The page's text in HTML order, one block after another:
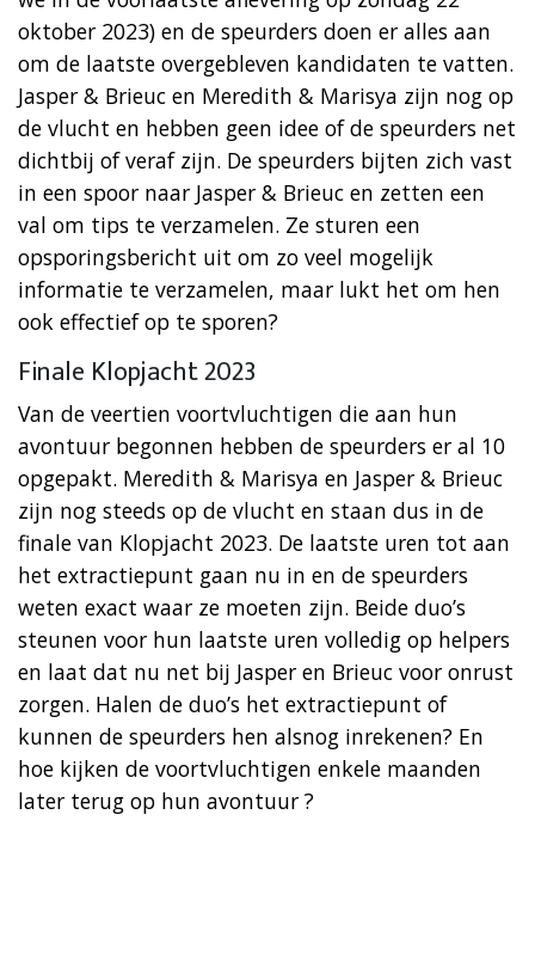
oktober 2023) en de speurders doen er alles aan
om de laatste overgebleven kandidaten te vatten.
Jasper & Brieuc en Meredith & Marisya zijn nog op
de vlucht en hebben geen idee of de speurders net
dichtbij of veraf zijn. De speurders bijten zich vast
in een spoor naar Jasper & Brieuc en zetten een
val om tips te verzamelen. Ze sturen een
opsporingsbericht uit om zo veel mogelijk
informatie te verzamelen, maar lukt het om hen
ook effectief op te sporen?
Finale Klopjacht 2023
Van de veertien voortvluchtigen die aan hun
avontuur begonnen hebben de speurders er al 10
opgepakt. Meredith & Marisya en Jasper & Brieuc
zijn nog steeds op de vlucht en staan dus in de
finale van Klopjacht 2023. De laatste uren tot aan
het extractiepunt gaan nu in en de speurders
weten exact waar ze moeten zijn. Beide duo’s
steunen voor hun laatste uren volledig op helpers
en laat dat nu net bij Jasper en Brieuc voor onrust
zorgen. Halen de duo’s het extractiepunt of
kunnen de speurders hen alsnog inrekenen? En
hoe kijken de voortvluchtigen enkele maanden
later terug op hun avontuur ?